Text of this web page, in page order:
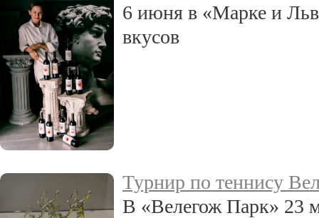
6 июня в «Марке и
вкусов
Турнир по теннису
В «Велегож Парк» 23